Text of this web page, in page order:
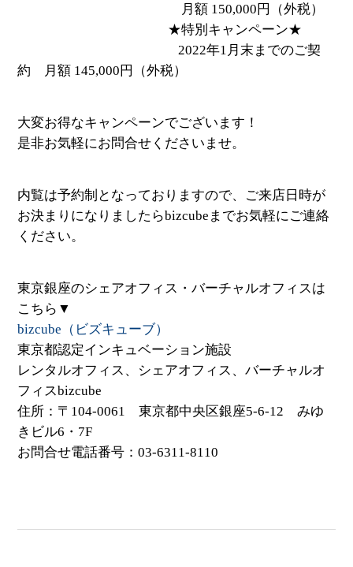
月額 150,000円（外税）
★特別キャンペーン★
2022年1月末までのご契
約 月額 145,000円（外税）
大変お得なキャンペーンでございます！
是非お気軽にお問合せくださいませ。
内覧は予約制となっておりますので、ご来店日時が
お決まりになりましたらbizcubeまでお気軽にご連絡
ください。
東京銀座のシェアオフィス・バーチャルオフィスは
こちら▼
bizcube（ビズキューブ）
東京都認定インキュベーション施設
レンタルオフィス、シェアオフィス、バーチャルオ
フィスbizcube
住所：〒104-0061 東京都中央区銀座5-6-12 みゆ
きビル6・7F
お問合せ電話番号：03-6311-8110